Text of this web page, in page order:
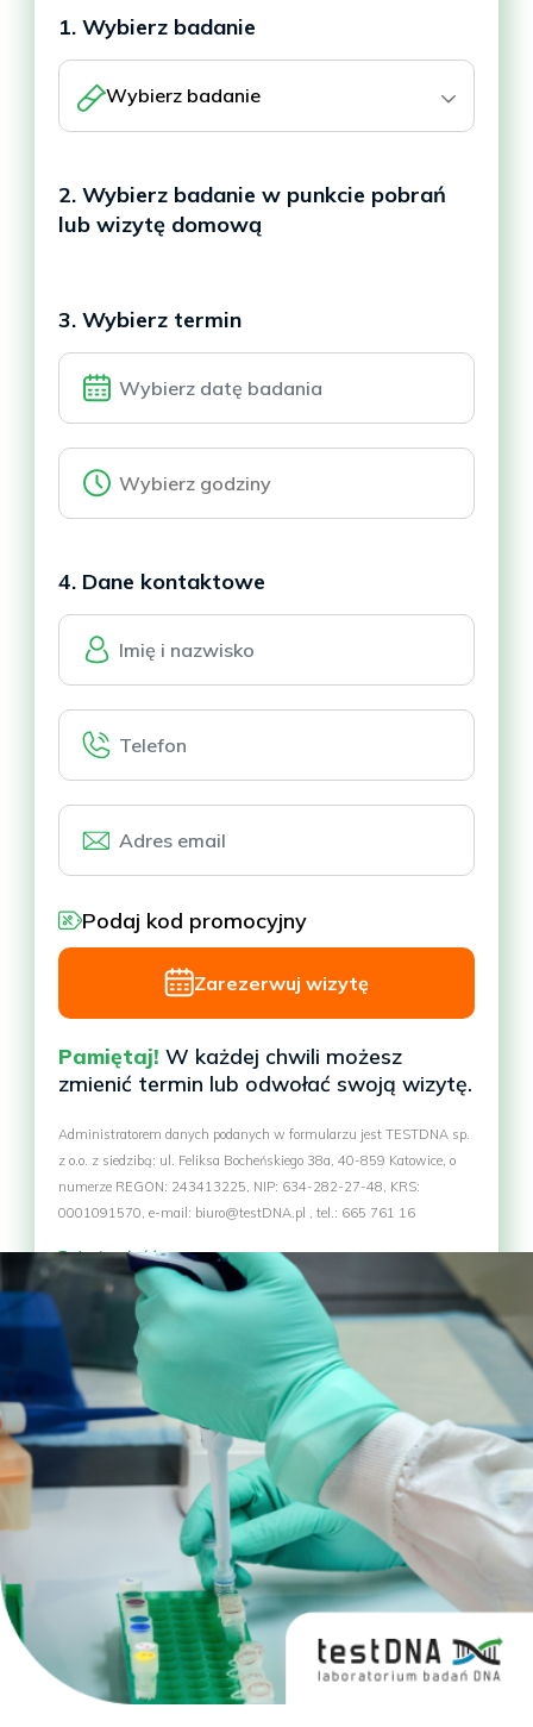
1. Wybierz badanie
Wybierz badanie
2. Wybierz badanie w punkcie pobrań
lub wizytę domową
3. Wybierz termin
4. Dane kontaktowe
Podaj kod promocyjny
Zarezerwuj wizytę
Pamiętaj! W każdej chwili możesz
zmienić termin lub odwołać swoją wizytę.
Administratorem danych podanych w formularzu jest TESTDNA sp.
z o.o. z siedzibą: ul. Feliksa Bocheńskiego 38a, 40-859 Katowice, o
numerze REGON: 243413225, NIP: 634-282-27-48, KRS:
0001091570, e-mail: biuro@testDNA.pl , tel.: 665 761 16
Pokaż całość >>